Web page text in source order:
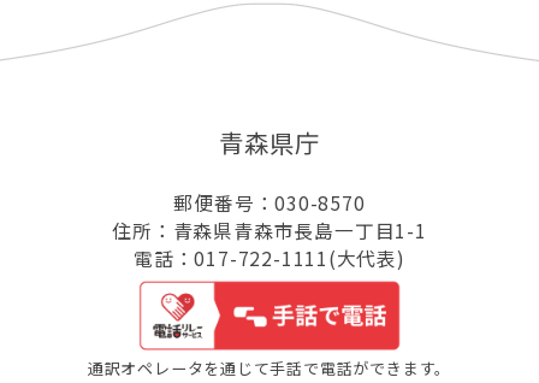
青森県庁
郵便番号：030-8570
住所：青森県青森市長島一丁目1-1
電話：017-722-1111(大代表)
通訳オペレータを通じて手話で電話ができます。